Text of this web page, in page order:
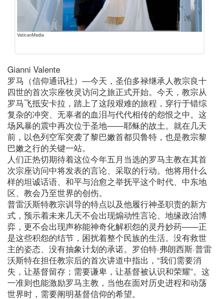
VaticanMedia
Gianni Valente
罗马（信仰通讯社）—今天，圣伯多禄继承人教宗良十
四世的首次宗座牧灵访问之旅正式开始。今天，教宗从
罗马飞抵安卡拉，踏上了这段艰难的旅程，穿行于错综
复杂的冲突、无辜者的血泪与代代相传的怨恨之中。这
场风暴的震中再次位于圣地——耶稣的故土。就在几天
前，以色列空军突袭了黎巴嫩首都贝鲁特，也是教宗黎
巴嫩之行的关键一站。
人们正热切期待着这位今年五月当选的罗马主教在其首
次宗座访问中将发表的言论、采取的行动。他将用什么
样的坦诚话语、和平与治愈之举抚平这个时代、中东地
区、教会乃至世界的创伤。
普雷沃斯特教宗训导的特点以及他履行神圣职责的新方
式，预示着未来几天不会出现煽动性言论、地缘政治博
弈，更不会出现声称能神奇化解积怨的灵丹妙药——正
是这些积怨的结节，困扰着整个民族的生活。没有救世
主的姿态、没有抽象计划的承诺。罗伯特·弗朗西斯·普雷
沃斯特在担任教宗后的首次讲道中指出，“我们需要消
失，让基督留存；需要谦卑，让基督被认识和荣耀”。这
一准则也能激励罗马主教，当他在面对历史进程和动荡
世界时，需要阐明基督信仰的希望。